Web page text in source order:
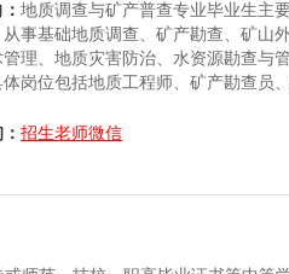
地质调查与矿产普查专业毕业生主
事基础地质调查、矿产勘查、矿山
理、地质灾害防治、水资源勘查与
岗位包括地质工程师、矿产勘查员
，该专业毕业生在资源勘查、绿色
招生老师微信